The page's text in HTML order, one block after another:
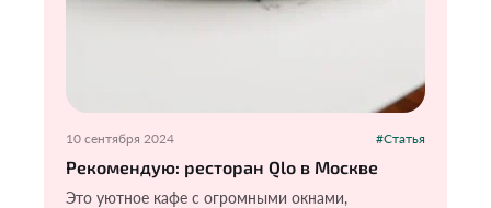
10 сентября 2024 #Статья
Рекомендую: ресторан Qlo в Москве
Это уютное кафе с огромными окнами,